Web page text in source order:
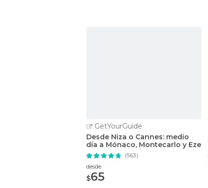
GetYourGuide
Desde Niza o Cannes: medio
día a Mónaco, Montecarlo y Eze
(563)
desde
$65